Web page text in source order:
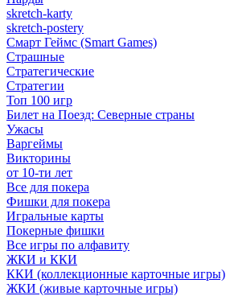
skretch-karty
skretch-postery
Смарт Геймс (Smart Games)
Страшные
Стратегические
Стратегии
Топ 100 игр
Билет на Поезд: Северные страны
Ужасы
Варгеймы
Викторины
от 10-ти лет
Все для покера
Фишки для покера
Игральные карты
Покерные фишки
Все игры по алфавиту
ЖКИ и ККИ
ККИ (коллекционные карточные игры)
ЖКИ (живые карточные игры)